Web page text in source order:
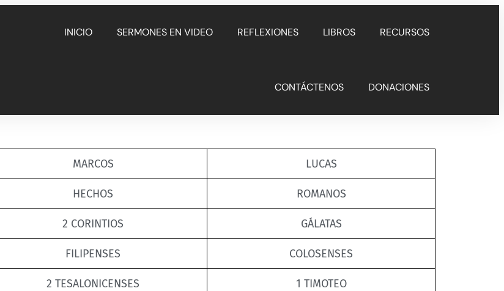
INICIO SERMONES EN VIDEO REFLEXIONES LIBROS RECURSOS
CONTÁCTENOS DONACIONES
MARCOS LUCAS
HECHOS ROMANOS
2 CORINTIOS GÁLATAS
FILIPENSES COLOSENSES
2 TESALONICENSES 1 TIMOTEO